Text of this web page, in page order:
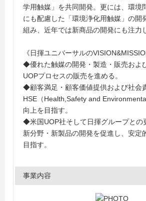
学用触媒」を共同開発。更には、環境
にも配慮した「環境浄化用触媒」の開
組み、近年では新商品の開発にも注力
《日揮ユニバーサルの
◆優れた触媒の開発・製造・販売およ
UOPプロセスの販売を進める。
◆顧客満足・顧客価値提供および社会
HSE（Health,Safety and
向上を目指す。
◆米国UOP社そして日揮グループとの
新分野・新製品の開発を促進し、安定
目指す。
事業内容